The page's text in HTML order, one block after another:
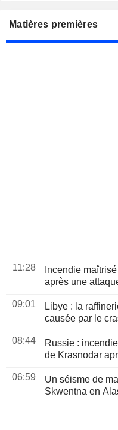
Matières premières
11:28
Incendie
après une
09:01
Libye : la
causée par le
08:44
Russie :
de Krasnodar
06:59
Un séisme de
Skwentna en